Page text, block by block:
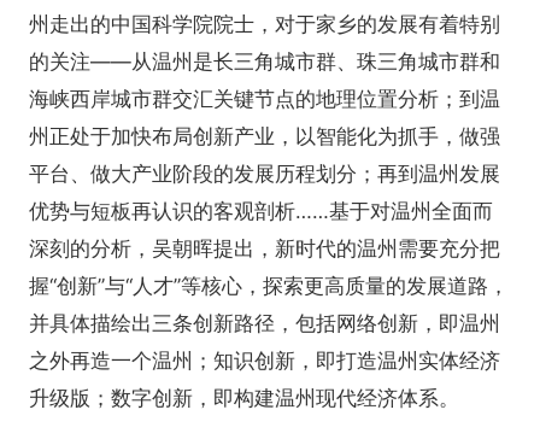
州走出的中国科学院院士，对于家乡的发展有着特别
的关注——从温州是长三角城市群、珠三角城市群和
海峡西岸城市群交汇关键节点的地理位置分析；到温
州正处于加快布局创新产业，以智能化为抓手，做强
平台、做大产业阶段的发展历程划分；再到温州发展
优势与短板再认识的客观剖析……基于对温州全面而
深刻的分析，吴朝晖提出，新时代的温州需要充分把
握“创新”与“人才”等核心，探索更高质量的发展道路，
并具体描绘出三条创新路径，包括网络创新，即温州
之外再造一个温州；知识创新，即打造温州实体经济
升级版；数字创新，即构建温州现代经济体系。